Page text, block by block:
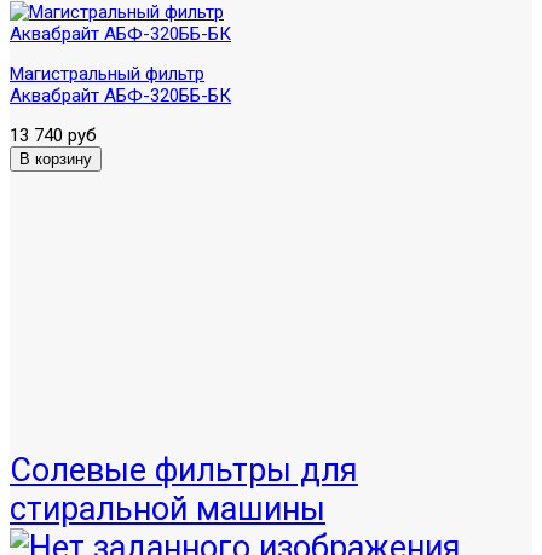
Магистральный фильтр
Аквабрайт АБФ-320ББ-БК
13 740 руб
Солевые фильтры для
стиральной машины